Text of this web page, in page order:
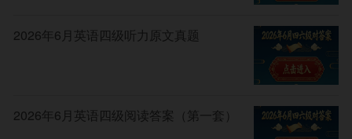
2026年6月英语四级听力原文真题
2026年6月英语四级阅读答案（第一套）